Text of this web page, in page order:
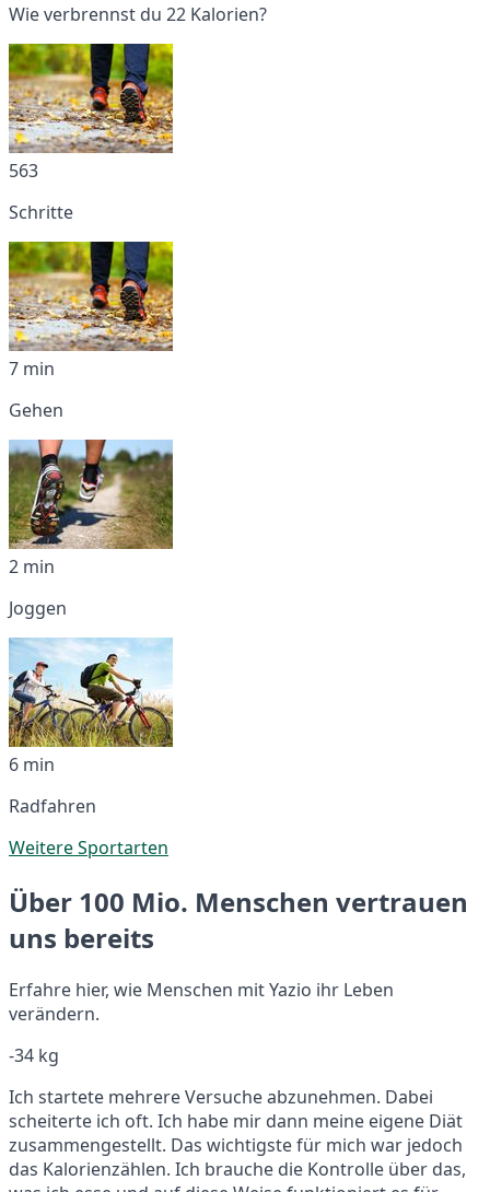
Wie verbrennst du 22 Kalorien?
563
Schritte
7 min
Gehen
2 min
Joggen
6 min
Radfahren
Weitere Sportarten
Über 100 Mio. Menschen vertrauen
uns bereits
Erfahre hier, wie Menschen mit Yazio ihr Leben
verändern.
-34 kg
Ich startete mehrere Versuche abzunehmen. Dabei
scheiterte ich oft. Ich habe mir dann meine eigene Diät
zusammengestellt. Das wichtigste für mich war jedoch
das Kalorienzählen. Ich brauche die Kontrolle über das,